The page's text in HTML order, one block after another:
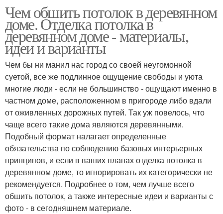
Чем обшить потолок в деревянном
доме. Отделка потолка в
деревянном доме - материалы,
идеи и варианты
Чем бы ни манил нас город со своей неугомонной
суетой, все же подлинное ощущение свободы и уюта
многие люди - если не большинство - ощущают именно в
частном доме, расположенном в пригороде либо вдали
от оживленных дорожных путей. Так уж повелось, что
чаще всего такие дома являются деревянными.
Подобный формат налагает определенные
обязательства по соблюдению базовых интерьерных
принципов, и если в ваших планах отделка потолка в
деревянном доме, то игнорировать их категорически не
рекомендуется. Подробнее о том, чем лучше всего
обшить потолок, а также интересные идеи и варианты с
фото - в сегодняшнем материале.